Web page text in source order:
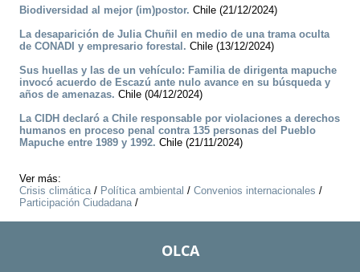
Biodiversidad al mejor (im)postor. Chile (21/12/2024)
La desaparición de Julia Chuñil en medio de una trama oculta
de CONADI y empresario forestal. Chile (13/12/2024)
Sus huellas y las de un vehículo: Familia de dirigenta mapuche
invocó acuerdo de Escazú ante nulo avance en su búsqueda y
años de amenazas. Chile (04/12/2024)
La CIDH declaró a Chile responsable por violaciones a derechos
humanos en proceso penal contra 135 personas del Pueblo
Mapuche entre 1989 y 1992. Chile (21/11/2024)
Ver más:
Crisis climática/ Política ambiental / Convenios internacionales /
Participación Ciudadana/
OLCA